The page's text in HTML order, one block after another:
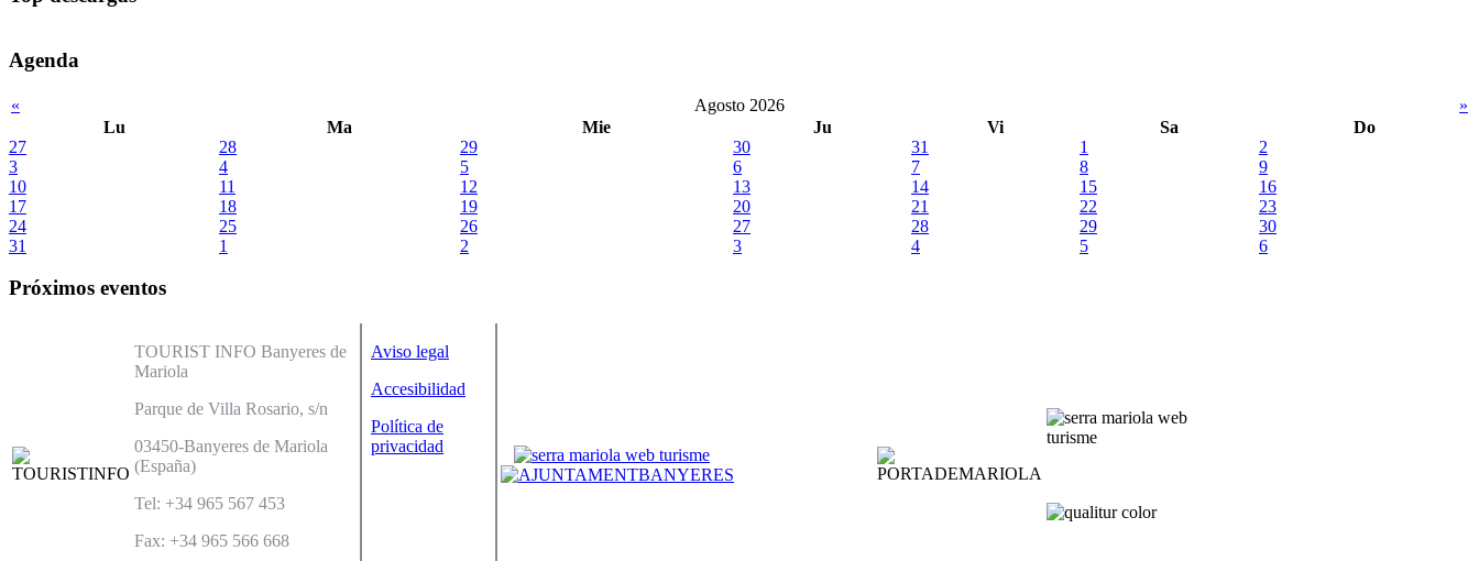
Agenda
« Agosto 2026
»
Lu
Ma Mie Ju Vi Sa
Do
27
28 29 30 31 1
2
3
4 5 6 7 8
9
10
11 12 13 14 15
16
17
18 19 20 21 22
23
24
25 26 27 28 29
30
31
1 2 3 4 5 6
Próximos eventos
TOURIST INFO Banyeres de
Mariola
Parque de Villa Rosario, s/n
03450-Banyeres de Mariola
(España)
Tel: +34 965 567 453
Fax: +34 965 566 668
Aviso legal
Accesibilidad
Política de
privacidad